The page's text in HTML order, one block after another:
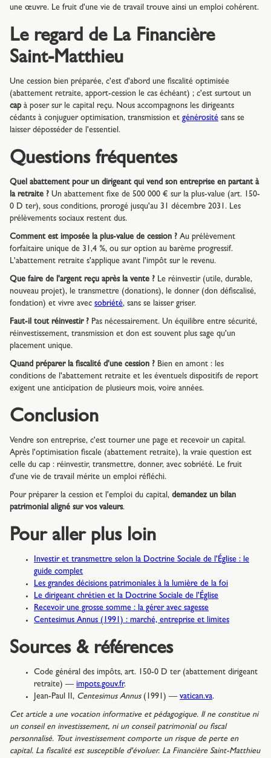
une œuvre. Le fruit d'une vie de travail trouve ainsi un emploi cohérent.
Le regard de La Financière
Saint-Matthieu
Une cession bien préparée, c'est d'abord une fiscalité optimisée
(abattement retraite, apport-cession le cas échéant) ; c'est surtout un
cap à poser sur le capital reçu. Nous accompagnons les dirigeants
cédants à conjuguer optimisation, transmission et générosité sans se
laisser déposséder de l'essentiel.
Questions fréquentes
Quel abattement pour un dirigeant qui vend son entreprise en partant à
la retraite ? Un abattement fixe de 500 000 € sur la plus-value (art. 150-
0 D ter), sous conditions, prorogé jusqu'au 31 décembre 2031. Les
prélèvements sociaux restent dus.
Comment est imposée la plus-value de cession ? Au prélèvement
forfaitaire unique de 31,4 %, ou sur option au barème progressif.
L'abattement retraite s'applique avant l'impôt sur le revenu.
Que faire de l'argent reçu après la vente ? Le réinvestir (utile, durable,
nouveau projet), le transmettre (donations), le donner (don défiscalisé,
fondation) et vivre avec sobriété, sans se laisser griser.
Faut-il tout réinvestir ? Pas nécessairement. Un équilibre entre sécurité,
réinvestissement, transmission et don est souvent plus sage qu'un
placement unique.
Quand préparer la fiscalité d'une cession ? Bien en amont : les
conditions de l'abattement retraite et les éventuels dispositifs de report
exigent une anticipation de plusieurs mois, voire années.
Conclusion
Vendre son entreprise, c'est tourner une page et recevoir un capital.
Après l'optimisation fiscale (abattement retraite), la vraie question est
celle du cap : réinvestir, transmettre, donner, avec sobriété. Le fruit
d'une vie de travail mérite un emploi réfléchi.
Pour préparer la cession et l'emploi du capital, demandez un bilan
patrimonial aligné sur vos valeurs.
Pour aller plus loin
Investir et transmettre selon la Doctrine Sociale de l'Église : le
guide complet
Les grandes décisions patrimoniales à la lumière de la foi
Le dirigeant chrétien et la Doctrine Sociale de l'Église
Recevoir une grosse somme : la gérer avec sagesse
Centesimus Annus (1991) : marché, entreprise et limites
Sources & références
Code général des impôts, art. 150-0 D ter (abattement dirigeant
retraite) — impots.gouv.fr.
Jean-Paul II, Centesimus Annus(1991) — vatican.va.
Cet article a une vocation informative et pédagogique. Il ne constitue ni
un conseil en investissement, ni un conseil patrimonial ou fiscal
personnalisé. Tout investissement comporte un risque de perte en
capital. La fiscalité est susceptible d'évoluer. La Financière Saint-Matthieu